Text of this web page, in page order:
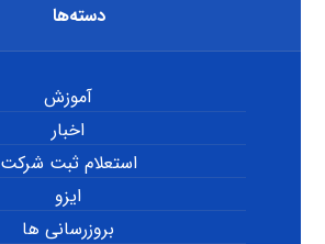
دسته‌ها
آموزش
اخبار
استعلام ثبت شرکت
ایزو
بروزرسانی ها